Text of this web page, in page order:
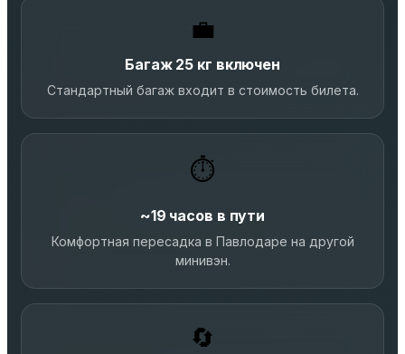
💼
Багаж 25 кг включен
Стандартный багаж входит в стоимость билета.
⏱️
~19 часов в пути
Комфортная пересадка в Павлодаре на другой
минивэн.
🔄